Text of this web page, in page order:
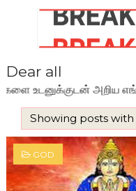
Dear all
எங்கள் CELL NO:
Showing posts
GOD